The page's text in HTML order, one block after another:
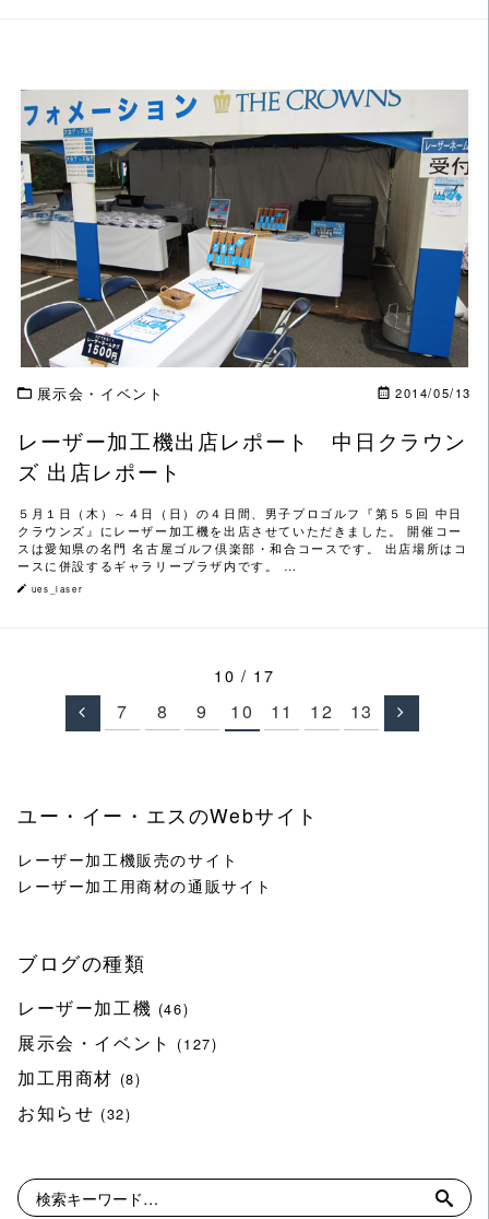
この記事を読む
展示会・イベント 2014/05/13
レーザー加工機出店レポート 中日クラウン
ズ 出店レポート
５月１日（木）～４日（日）の４日間、男子プロゴルフ『第５５回 中日
クラウンズ』にレーザー加工機を出店させていただきました。 開催コー
スは愛知県の名門 名古屋ゴルフ倶楽部・和合コースです。 出店場所はコ
ースに併設するギャラリープラザ内です。 …
ues_laser
10 / 17
7 8 9 10 11 12 13
ユー・イー・エスのWebサイト
レーザー加工機販売のサイト
レーザー加工用商材の通販サイト
ブログの種類
レーザー加工機 (46)
展示会・イベント (127)
加工用商材 (8)
お知らせ (32)